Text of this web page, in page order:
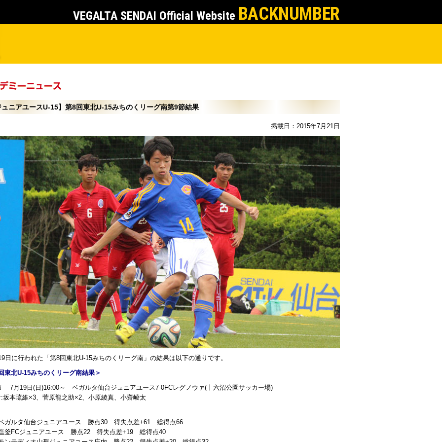
VEGALTA SENDAI Official Website BACKNUMBER
ュニアユースU-15】第8回東北U-15みちのくリーグ南第9節結果
掲載日：2015年7月21日
に行われた「第8回東北U-15みちのくリーグ南」の結果は以下の通りです。
東北U-15みちのくリーグ南結果＞
7月19日(日)16:00～ ベガルタ仙台ジュニアユース7-0FCレグノウァ(十六沼公園サッカー場)
坂本琉維×3、菅原龍之助×2、小原綾真、小齋崚太
ガルタ仙台ジュニアユース 勝点30 得失点差+61 総得点66
釜FCジュニアユース 勝点22 得失点差+19 総得点40